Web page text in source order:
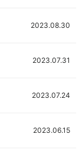
2023.08.30
2023.07.31
2023.07.24
2023.06.15